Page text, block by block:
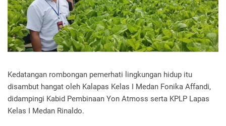
‎Kedatangan rombongan pemerhati lingkungan hidup itu
disambut hangat oleh Kalapas Kelas I Medan Fonika Affandi,
didampingi Kabid Pembinaan Yon Atmoss serta KPLP Lapas
Kelas I Medan Rinaldo.